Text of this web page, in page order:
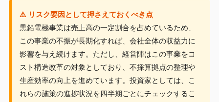
⚠️ リスク要因として押さえておくべき点
黒鉛電極事業は売上高の一定割合を占めているため、
この事業の不振が長期化すれば、会社全体の収益力に
影響を与え続けます。ただし、経営陣はこの事業をコ
スト構造改革の対象としており、不採算拠点の整理や
生産効率の向上を進めています。投資家としては、こ
れらの施策の進捗状況を四半期ごとにチェックするこ